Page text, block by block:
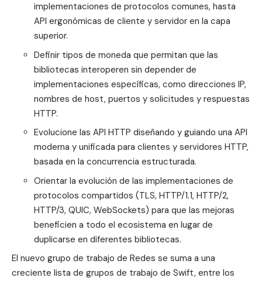
implementaciones de protocolos comunes, hasta
API ergonómicas de cliente y servidor en la capa
superior.
Definir tipos de moneda que permitan que las
bibliotecas interoperen sin depender de
implementaciones específicas, como direcciones IP,
nombres de host, puertos y solicitudes y respuestas
HTTP.
Evolucione las API HTTP diseñando y guiando una API
moderna y unificada para clientes y servidores HTTP,
basada en la concurrencia estructurada.
Orientar la evolución de las implementaciones de
protocolos compartidos (TLS, HTTP/1.1, HTTP/2,
HTTP/3, QUIC, WebSockets) para que las mejoras
beneficien a todo el ecosistema en lugar de
duplicarse en diferentes bibliotecas.
El nuevo grupo de trabajo de Redes se suma a una
creciente lista de grupos de trabajo de Swift, entre los